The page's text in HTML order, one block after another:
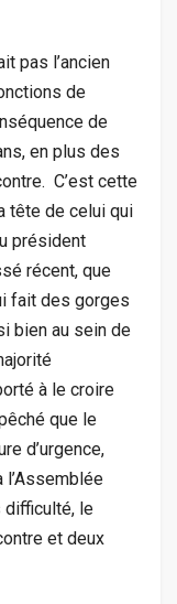
pas l’ancien
de
de
en plus des
C’est cette
tête de celui qui
président
récent, que
fait des gorges
bien au sein de
à le croire
que le
d’urgence,
difficulté, le
et deux